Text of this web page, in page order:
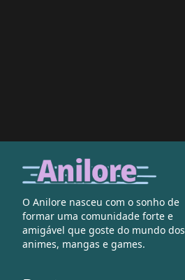
O Anilore nasceu com o sonho de
formar uma comunidade forte e
amigável que goste do mundo dos
animes, mangas e games.